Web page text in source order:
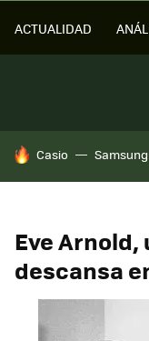
ACTUALIDAD
HOY SE HABLA DE
Casio Samsung
Eve
descansa